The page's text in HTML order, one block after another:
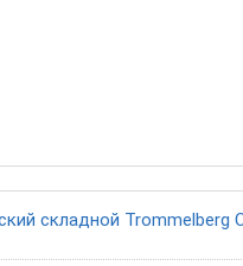
складной Trommelberg